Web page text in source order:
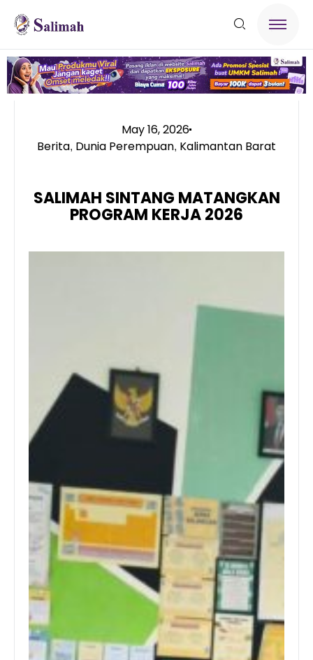
May 16, 2026
Berita, Dunia Perempuan, Kalimantan Barat
SALIMAH SINTANG MATANGKAN
PROGRAM KERJA 2026